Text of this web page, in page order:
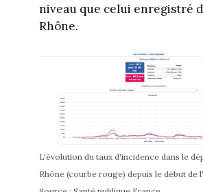
niveau que celui enregistré
Rhône.
L'évolution du taux d'incidence dans le
Rhône (courbe rouge) depuis le début de